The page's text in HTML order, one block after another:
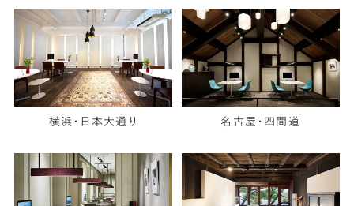
横浜・日本大通り 名古屋・四間道